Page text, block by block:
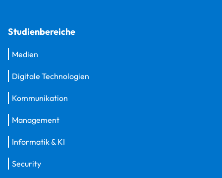
Studienbereiche
Medien
Digitale Technologien
Kommunikation
Management
Informatik & KI
Security